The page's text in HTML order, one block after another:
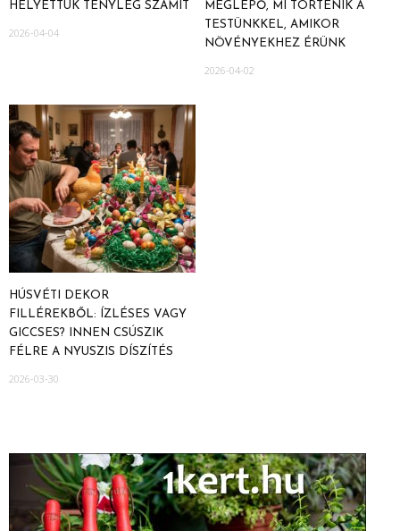
HELYETTÜK TÉNYLEG SZÁMÍT
2026-04-04
MEGLEPŐ, MI TÖRTÉNIK A
TESTÜNKKEL, AMIKOR
NÖVÉNYEKHEZ ÉRÜNK
2026-04-02
HÚSVÉTI DEKOR
FILLÉREKBŐL: ÍZLÉSES VAGY
GICCSES? INNEN CSÚSZIK
FÉLRE A NYUSZIS DÍSZÍTÉS
2026-03-30